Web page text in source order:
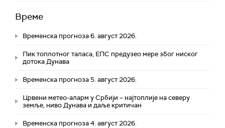
Време
Временска прогноза 6. август 2026.
Пик топлотног таласа, ЕПС предузео мере због ниског
дотока Дунава
Временска прогноза 5. август 2026.
Црвени метео-аларм у Србији – најтоплије на северу
земље, ниво Дунава и даље критичан
Временска прогноза 4. август 2026.